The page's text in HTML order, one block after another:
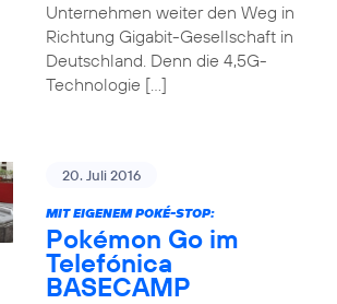
Unternehmen weiter den Weg in
Richtung Gigabit-Gesellschaft in
Deutschland. Denn die 4,5G-
Technologie […]
20. Juli 2016
MIT EIGENEM POKÉ-STOP:
Pokémon Go im
Telefónica
BASECAMP